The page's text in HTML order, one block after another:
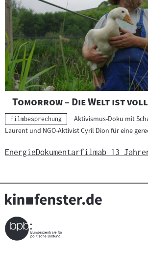
"
Tomorrow – Die Welt ist
Kategorie:
Filmbesprechung
Aktivismus-Doku mit
Laurent und NGO-Aktivist Cyril Dion für eine
EnergieDokumentarfilmab 13